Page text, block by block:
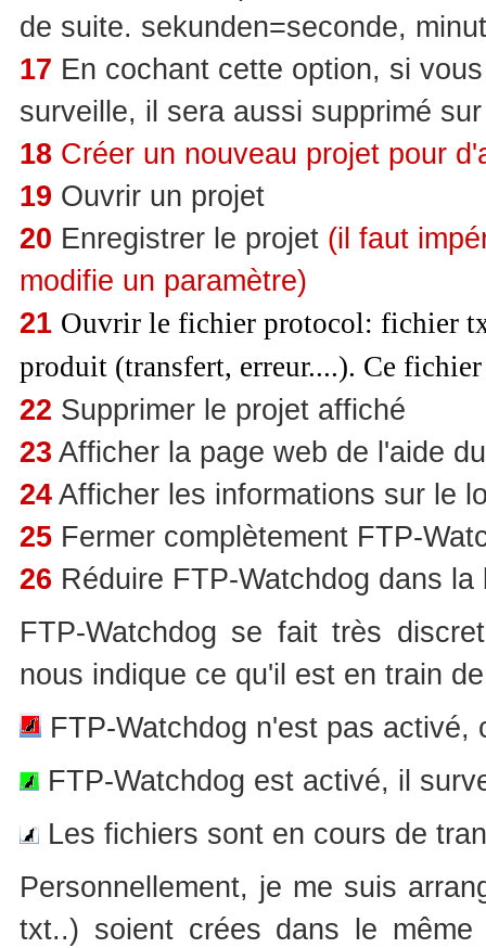
de suite. sekunden=seconde,
17 En cochant cette option, si
surveille, il sera aussi supprimé
18 Créer un nouveau projet pour
19 Ouvrir un projet
20 Enregistrer le projet (il faut
modifie un paramètre)
21 Ouvrir le fichier protocol: fichier
produit (transfert, erreur....). Ce
22 Supprimer le projet affiché
23 Afficher la page web de l'aide
24Afficher les informations sur le
25 Fermer complètement FTP-
26 Réduire FTP-Watchdog dans
FTP-Watchdog se fait très
nous indique ce qu'il est en train
FTP-Watchdog n'est pas
FTP-Watchdog est activé, il
Les fichiers sont en cours de
Personnellement, je me suis
txt..) soient crées dans le